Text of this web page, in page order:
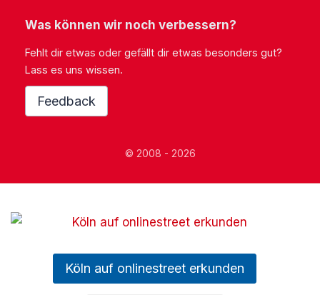
Was können wir noch verbessern?
Fehlt dir etwas oder gefällt dir etwas besonders gut?
Lass es uns wissen.
Feedback
© 2008 - 2026
Köln auf onlinestreet erkunden